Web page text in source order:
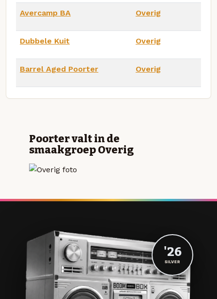
Avercamp BA Overig
Dubbele Kuit Overig
Barrel Aged Poorter Overig
Poorter valt in de
smaakgroep Overig
'26
SILVER